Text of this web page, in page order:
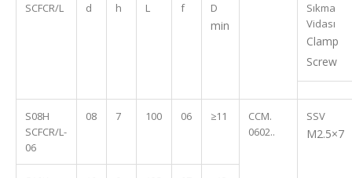
SCFCR/L d h L f D
min
Sıkma
Vidası
Clamp
Screw
S08H
SCFCR/L-
06
08 7 100 06 ≥11
CCM.
0602..
SSV
M2.5×7